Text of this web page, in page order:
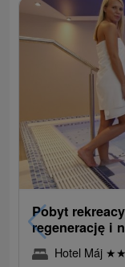
Pobyt
regenerację i
Hotel Máj ★★